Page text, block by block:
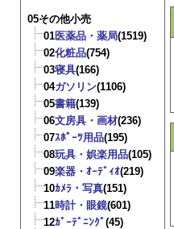
05その他小売
01医薬品・薬局(1519)
02化粧品(754)
03寝具(166)
04ガソリン(1106)
05書籍(139)
06文房具・画材(236)
07ｽﾎﾟｰﾂ用品(195)
08玩具・娯楽用品(105)
09楽器・ｵｰﾃﾞｨｵ(219)
10ｶﾒﾗ・写真(151)
11時計・眼鏡(601)
12ｶﾞｰﾃﾞﾆﾝｸﾞ(45)